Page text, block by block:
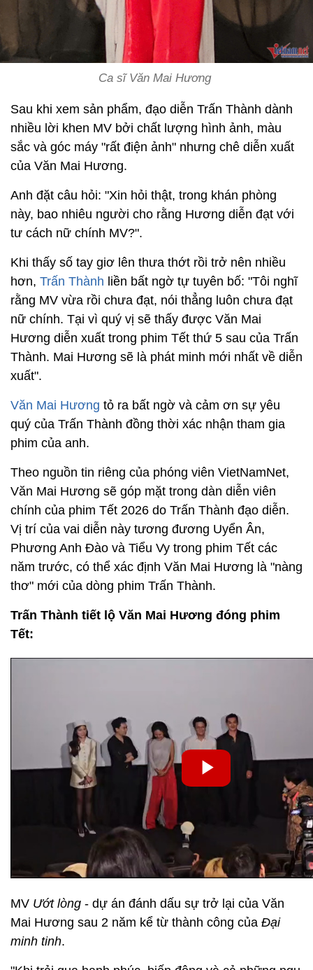
Ca sĩ Văn Mai Hương
Sau khi xem sản phẩm, đạo diễn Trấn Thành dành
nhiều lời khen MV bởi chất lượng hình ảnh, màu
sắc và góc máy "rất điện ảnh" nhưng chê diễn xuất
của Văn Mai Hương.
Anh đặt câu hỏi: "Xin hỏi thật, trong khán phòng
này, bao nhiêu người cho rằng Hương diễn đạt với
tư cách nữ chính MV?".
Khi thấy số tay giơ lên thưa thớt rồi trở nên nhiều
hơn, Trấn Thành liền bất ngờ tự tuyên bố: "Tôi nghĩ
rằng MV vừa rồi chưa đạt, nói thẳng luôn chưa đạt
nữ chính. Tại vì quý vị sẽ thấy được Văn Mai
Hương diễn xuất trong phim Tết thứ 5 sau của Trấn
Thành. Mai Hương sẽ là phát minh mới nhất về diễn
xuất".
Văn Mai Hương tỏ ra bất ngờ và cảm ơn sự yêu
quý của Trấn Thành đồng thời xác nhận tham gia
phim của anh.
Theo nguồn tin riêng của phóng viên VietNamNet,
Văn Mai Hương sẽ góp mặt trong dàn diễn viên
chính của phim Tết 2026 do Trấn Thành đạo diễn.
Vị trí của vai diễn này tương đương Uyển Ân,
Phương Anh Đào và Tiểu Vy trong phim Tết các
năm trước, có thể xác định Văn Mai Hương là "nàng
thơ" mới của dòng phim Trấn Thành.
Trấn Thành tiết lộ Văn Mai Hương đóng phim
Tết:
MV Ướt lòng - dự án đánh dấu sự trở lại của Văn
Mai Hương sau 2 năm kể từ thành công của Đại
minh tinh.